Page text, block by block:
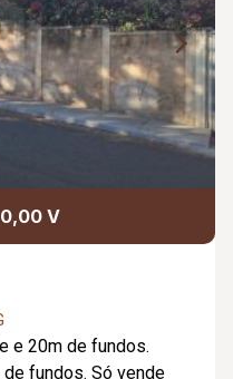
V
e 20m de fundos.
fundos. Só vende